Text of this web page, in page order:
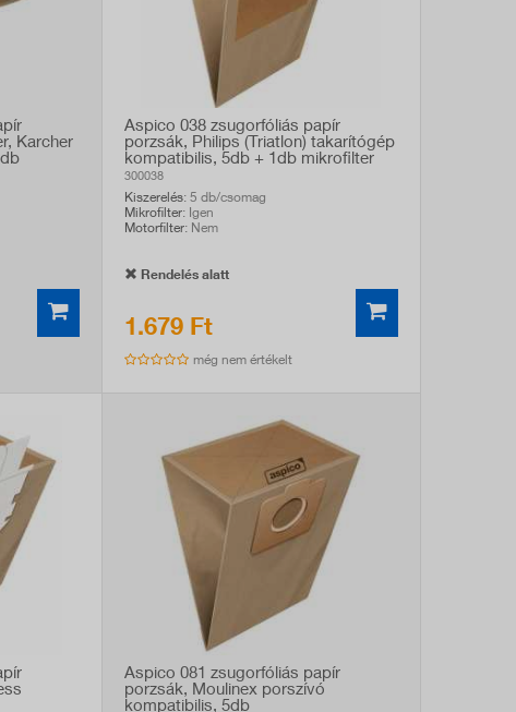
Karcher
Aspico 038 zsugorfóliás papír
porzsák, Philips (Triatlon) takarítógép
kompatibilis, 5db + 1db mikrofilter
300038
Kiszerelés: 5 db/csomag
Mikrofilter: Igen
Motorfilter: Nem
Rendelés alatt
1.679 Ft
még nem értékelt
Aspico 081 zsugorfóliás papír
porzsák, Moulinex porszívó
kompatibilis, 5db